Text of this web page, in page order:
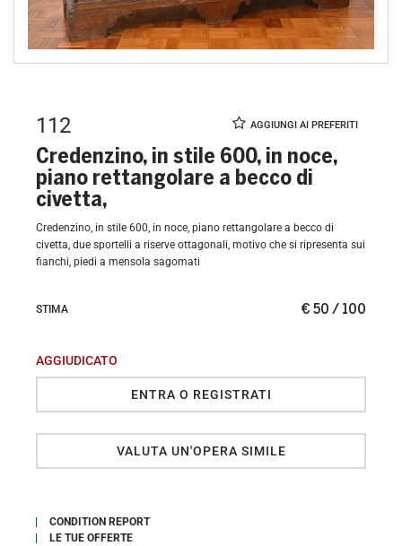
112
Credenzino, in stile 600, in noce,
piano rettangolare a becco di
civetta,
Credenzino, in stile 600, in noce, piano rettangolare a becco di
civetta, due sportelli a riserve ottagonali, motivo che si ripresenta sui
fianchi, piedi a mensola sagomati
€ 50 / 100
STIMA
AGGIUDICATO
ENTRA O REGISTRATI
VALUTA UN'OPERA SIMILE
CONDITION REPORT
LE TUE OFFERTE